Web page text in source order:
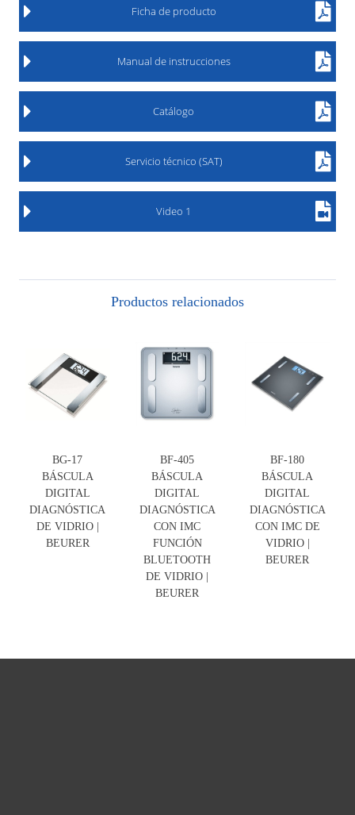
Ficha de producto
Manual de instrucciones
Catálogo
Servicio técnico (SAT)
Video 1
Productos relacionados
BG-17
BÁSCULA
DIGITAL
DIAGNÓSTICA
DE VIDRIO |
BEURER
BF-405
BÁSCULA
DIGITAL
DIAGNÓSTICA
CON IMC
FUNCIÓN
BLUETOOTH
DE VIDRIO |
BEURER
BF-180
BÁSCULA
DIGITAL
DIAGNÓSTICA
CON IMC DE
VIDRIO |
BEURER